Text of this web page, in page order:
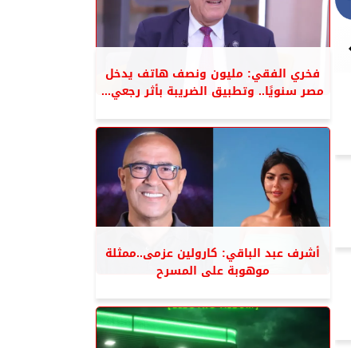
فخري الفقي: مليون ونصف هاتف يدخل
مصر سنويًا.. وتطبيق الضريبة بأثر رجعي...
أشرف عبد الباقي: كارولين عزمى..ممثلة
موهوبة على المسرح